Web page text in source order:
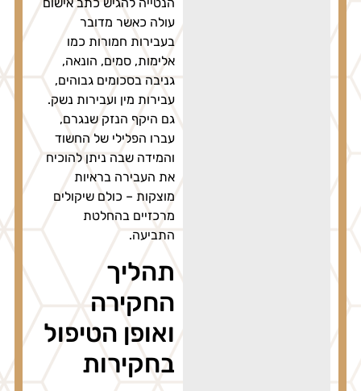
עולה כאשר מדובר
בעבירות חמורות כמו
אלימות, סמים, הונאה,
גניבה בסכומים גבוהים,
עבירות מין ועבירות נשק.
גם היקף הנזק שנגרם,
עברו הפלילי של החשוד
והמידה שבה ניתן להוכיח
את העבירה בראיות
מוצקות – כולם שיקולים
מרכזיים בהחלטת
התביעה.
תהליך
החקירה
ואופן הטיפול
בחקירות